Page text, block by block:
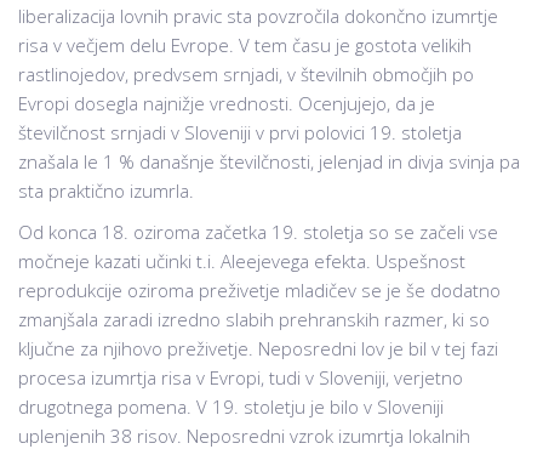
liberalizacija lovnih pravic sta povzročila dokončno izumrtje
risa v večjem delu Evrope. V tem času je gostota velikih
rastlinojedov, predvsem srnjadi, v številnih območjih po
Evropi dosegla najnižje vrednosti. Ocenjujejo, da je
številčnost srnjadi v Sloveniji v prvi polovici 19. stoletja
znašala le 1 % današnje številčnosti, jelenjad in divja svinja pa
sta praktično izumrla.
Od konca 18. oziroma začetka 19. stoletja so se začeli vse
močneje kazati učinki t.i. Aleejevega efekta. Uspešnost
reprodukcije oziroma preživetje mladičev se je še dodatno
zmanjšala zaradi izredno slabih prehranskih razmer, ki so
ključne za njihovo preživetje. Neposredni lov je bil v tej fazi
procesa izumrtja risa v Evropi, tudi v Sloveniji, verjetno
drugotnega pomena. V 19. stoletju je bilo v Sloveniji
uplenjenih 38 risov. Neposredni vzrok izumrtja lokalnih